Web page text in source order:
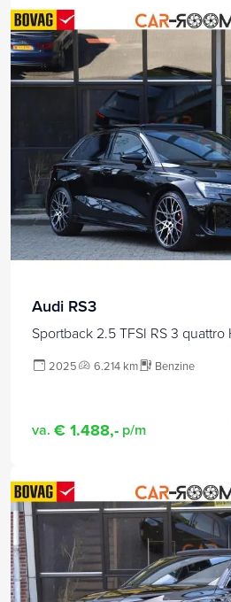
Audi RS3
Sportback 2.5 TFSI RS 3
2025 6.214 km Benzine
va. € 1.488,- p/m